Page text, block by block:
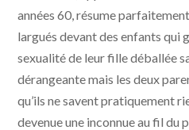
années 60, résume
largués devant des enfants qui
sexualité de leur fille déballée
dérangeante mais les deux
qu’ils ne savent pratiquement
devenue une inconnue au fil du